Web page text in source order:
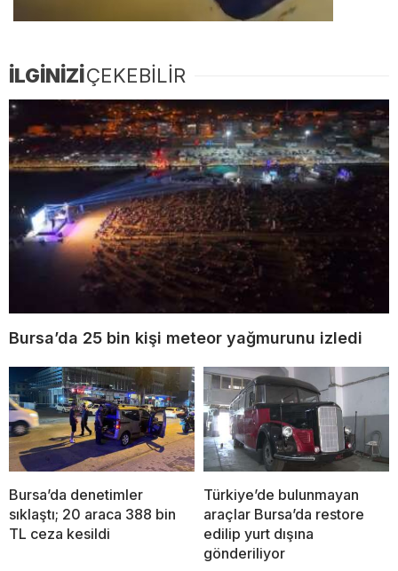
İLGİNİZİÇEKEBİLİR
Bursa’da 25 bin kişi meteor yağmurunu izledi
Bursa’da denetimler
sıklaştı; 20 araca 388 bin
TL ceza kesildi
Türkiye’de bulunmayan
araçlar Bursa’da restore
edilip yurt dışına
gönderiliyor